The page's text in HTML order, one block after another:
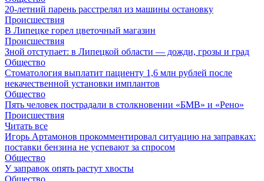
20-летний парень расстрелял из машины остановку
Происшествия
В Липецке горел цветочный магазин
Происшествия
Зной отступает: в Липецкой области — дожди, грозы и град
Общество
Стоматология выплатит пациенту 1,6 млн рублей после
некачественной установки имплантов
Общество
Пять человек пострадали в столкновении «БМВ» и «Рено»
Происшествия
Читать все
Игорь Артамонов прокомментировал ситуацию на заправках:
поставки бензина не успевают за спросом
Общество
У заправок опять растут хвосты
Общество